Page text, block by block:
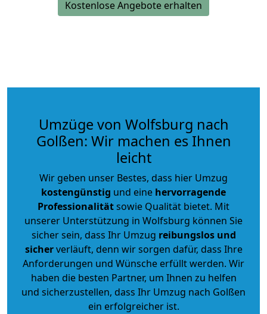
Kostenlose Angebote erhalten
Umzüge von Wolfsburg nach
Golßen: Wir machen es Ihnen
leicht
Wir geben unser Bestes, dass hier Umzug
kostengünstig und eine hervorragende
Professionalitätsowie Qualität bietet. Mit
unserer Unterstützung in Wolfsburg können Sie
sicher sein, dass Ihr Umzug reibungslos und
sicherverläuft, denn wir sorgen dafür, dass Ihre
Anforderungen und Wünsche erfüllt werden. Wir
haben die besten Partner, um Ihnen zu helfen
und sicherzustellen, dass Ihr Umzug nach Golßen
ein erfolgreicher ist.